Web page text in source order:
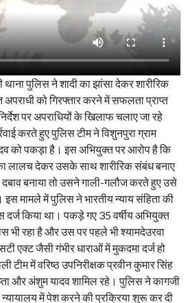
पुलिस ने शादी का झांसा देकर शारीरिक
को गिरफ्तार करने में सफलता प्राप्त
पर अपराधियों के खिलाफ चलाए जा रहे
करते हुए पुलिस टीम ने विशुनपुरा ग्राम
को पकड़ा है। इस अभियुक्त पर आरोप है कि
लालच देकर उसके साथ शारीरिक संबंध बनाए
दबाव बनाया तो उसने गाली-गलौज करते हुए उसे
मामले में पुलिस ने भारतीय न्याय संहिता की
किया था। पकड़े गए 35 वर्षीय अभियुक्त
भी रहा है और उस पर पहले भी श्यामदेउरवा
एक्ट जैसी गंभीर धाराओं में मुकदमा दर्ज हो
टीम में वरिष्ठ उपनिरीक्षक प्रवीन कुमार सिंह
और अंशुम यादव शामिल रहे। पुलिस ने कागजी
न्यायालय में पेश करने की प्रक्रिया शुरू कर दी